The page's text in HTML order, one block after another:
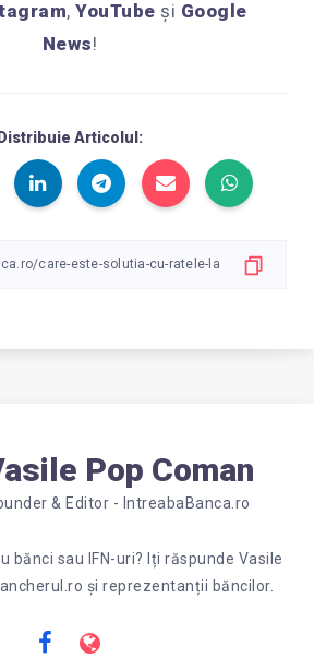
,YouTube și Google
News!
Articolul:
Pop Coman
& Editor - IntreabaBanca.ro
bănci sau IFN-uri? Iți răspunde Vasile
și reprezentanții băncilor.